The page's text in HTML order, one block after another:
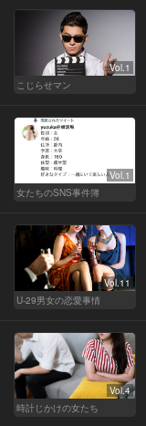
Vol.1
こじらせマン
Vol.1
女たちのSNS事件簿
Vol.11
U-29男女の恋愛事情
Vol.4
時計じかけの女たち